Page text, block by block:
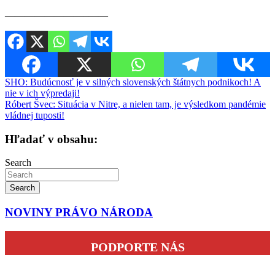
————————–——
Navigácia
v
článku
SHO: Budúcnosť je v silných slovenských štátnych podnikoch! A
nie v ich výpredaji!
Róbert Švec: Situácia v Nitre, a nielen tam, je výsledkom pandémie
vládnej tuposti!
Hľadať v obsahu:
Search
Search
NOVINY PRÁVO NÁRODA
PODPORTE NÁS